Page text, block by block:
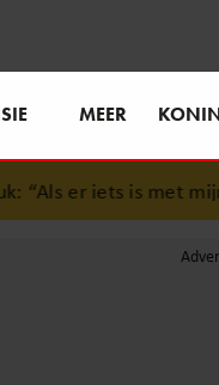
MEER
er iets is met mijn